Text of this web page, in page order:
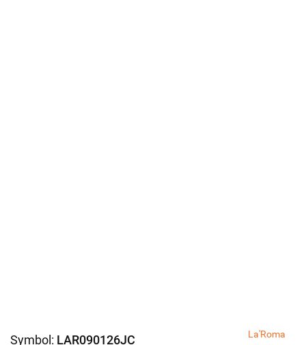
Symbol: LAR090126JC La'Roma